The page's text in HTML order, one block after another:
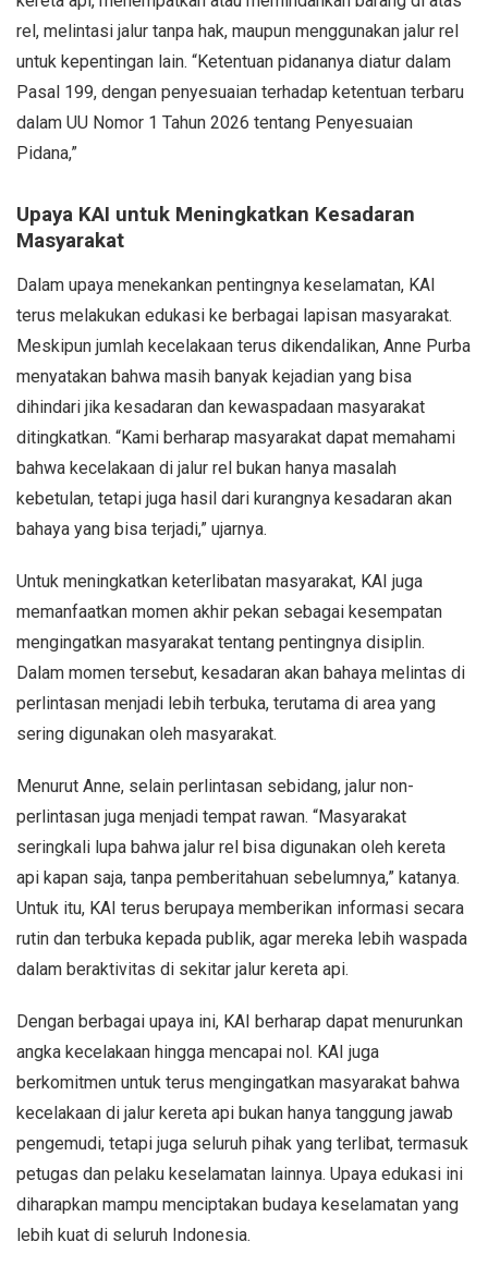
rel, melintasi jalur tanpa hak, maupun menggunakan jalur rel
untuk kepentingan lain. “Ketentuan pidananya diatur dalam
Pasal 199, dengan penyesuaian terhadap ketentuan terbaru
dalam UU Nomor 1 Tahun 2026 tentang Penyesuaian
Pidana,”
Upaya KAI untuk Meningkatkan Kesadaran
Masyarakat
Dalam upaya menekankan pentingnya keselamatan, KAI
terus melakukan edukasi ke berbagai lapisan masyarakat.
Meskipun jumlah kecelakaan terus dikendalikan, Anne Purba
menyatakan bahwa masih banyak kejadian yang bisa
dihindari jika kesadaran dan kewaspadaan masyarakat
ditingkatkan. “Kami berharap masyarakat dapat memahami
bahwa kecelakaan di jalur rel bukan hanya masalah
kebetulan, tetapi juga hasil dari kurangnya kesadaran akan
bahaya yang bisa terjadi,” ujarnya.
Untuk meningkatkan keterlibatan masyarakat, KAI juga
memanfaatkan momen akhir pekan sebagai kesempatan
mengingatkan masyarakat tentang pentingnya disiplin.
Dalam momen tersebut, kesadaran akan bahaya melintas di
perlintasan menjadi lebih terbuka, terutama di area yang
sering digunakan oleh masyarakat.
Menurut Anne, selain perlintasan sebidang, jalur non-
perlintasan juga menjadi tempat rawan. “Masyarakat
seringkali lupa bahwa jalur rel bisa digunakan oleh kereta
api kapan saja, tanpa pemberitahuan sebelumnya,” katanya.
Untuk itu, KAI terus berupaya memberikan informasi secara
rutin dan terbuka kepada publik, agar mereka lebih waspada
dalam beraktivitas di sekitar jalur kereta api.
Dengan berbagai upaya ini, KAI berharap dapat menurunkan
angka kecelakaan hingga mencapai nol. KAI juga
berkomitmen untuk terus mengingatkan masyarakat bahwa
kecelakaan di jalur kereta api bukan hanya tanggung jawab
pengemudi, tetapi juga seluruh pihak yang terlibat, termasuk
petugas dan pelaku keselamatan lainnya. Upaya edukasi ini
diharapkan mampu menciptakan budaya keselamatan yang
lebih kuat di seluruh Indonesia.